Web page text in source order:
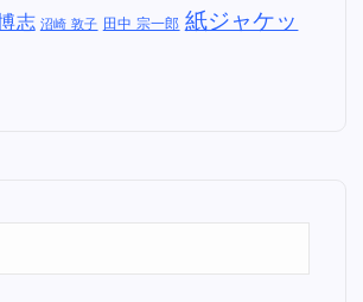
志 沼崎 敦子 田中 宗一郎 紙ジャケッ